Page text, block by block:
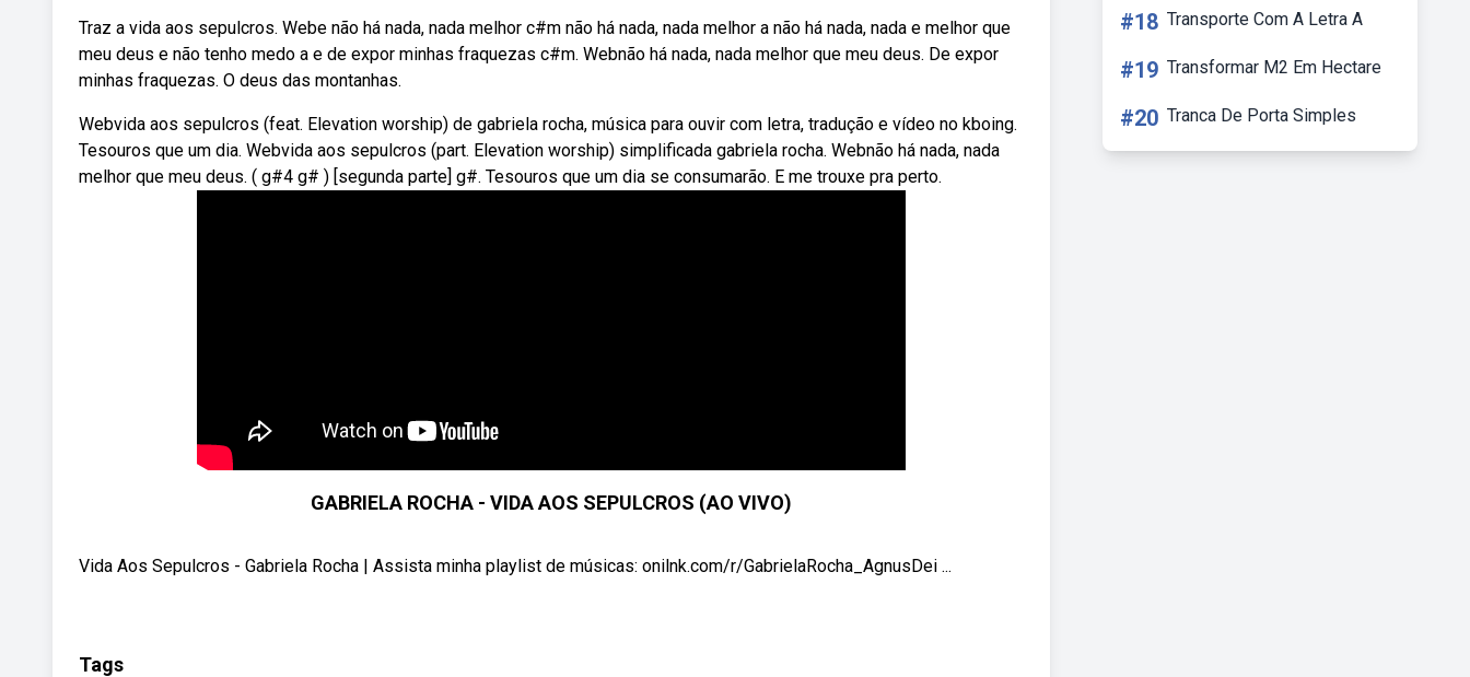
Traz a vida aos sepulcros. Webe não há nada, nada melhor c#m não há nada, nada melhor a não há nada, nada e melhor que
meu deus e não tenho medo a e de expor minhas fraquezas c#m. Webnão há nada, nada melhor que meu deus. De expor
minhas fraquezas. O deus das montanhas.
Webvida aos sepulcros (feat. Elevation worship) de gabriela rocha, música para ouvir com letra, tradução e vídeo no kboing.
Tesouros que um dia. Webvida aos sepulcros (part. Elevation worship) simplificada gabriela rocha. Webnão há nada, nada
melhor que meu deus. ( g#4 g# ) [segunda parte] g#. Tesouros que um dia se consumarão. E me trouxe pra perto.
GABRIELA ROCHA - VIDA AOS SEPULCROS (AO VIVO)
Vida Aos Sepulcros - Gabriela Rocha | Assista minha playlist de músicas: onilnk.com/r/GabrielaRocha_AgnusDei ...
Tags
#18 Transporte Com A Letra A
#19 Transformar M2 Em Hectare
#20 Tranca De Porta Simples